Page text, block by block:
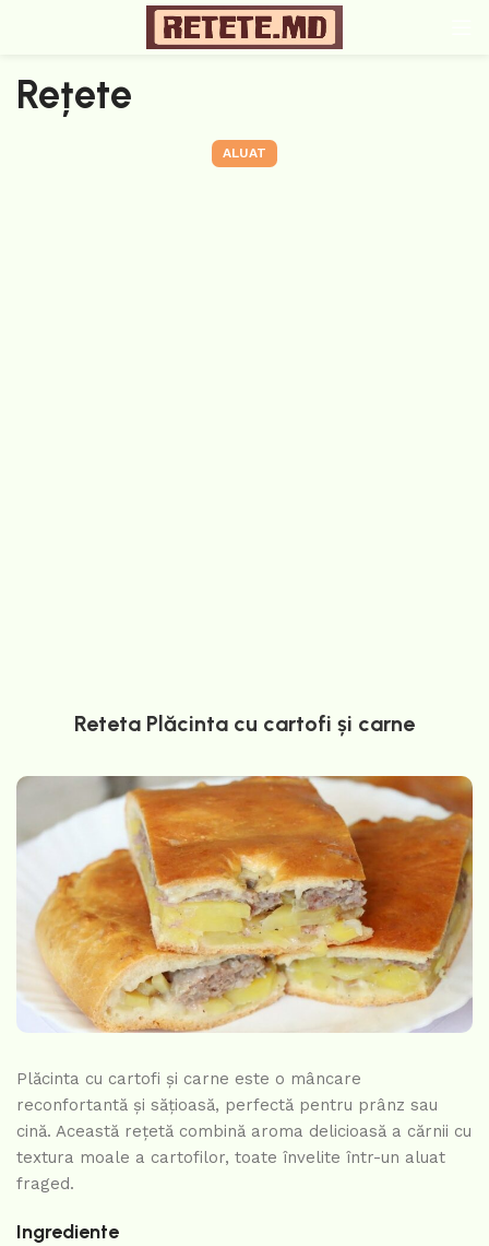
Rețete
ALUAT
Reteta Plăcinta cu cartofi și carne
Plăcinta cu cartofi și carne este o mâncare
reconfortantă și sățioasă, perfectă pentru prânz sau
cină. Această rețetă combină aroma delicioasă a cărnii cu
textura moale a cartofilor, toate învelite într-un aluat
fraged.
Ingrediente